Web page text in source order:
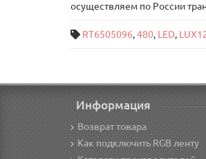
осуществляем по России
RT6505096,480, LED,
Информация
Возврат товара
Как подключить RGB ленту